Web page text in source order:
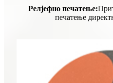
Релјефно печатење:
печатење